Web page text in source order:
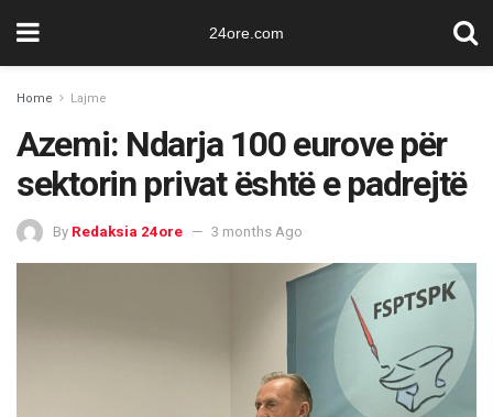
24ore.com
Home Lajme
Azemi: Ndarja 100 eurove për
sektorin privat është e padrejtë
By Redaksia 24ore 3 months Ago